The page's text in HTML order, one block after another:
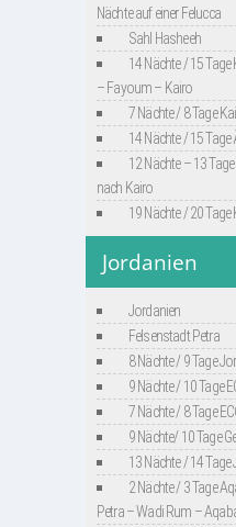
Nächte auf einer Felucca
Sahl Hasheeh
14 Nächte / 15
– Fayoum – Kairo
7 Nächte / 8 Tage
14 Nächte / 15
12 Nächte – 13
nach Kairo
19 Nächte / 20
Jordanien
Jordanien
Felsenstadt Petra
8 Nächte / 9 Tage
9 Nächte / 10 Tage
7 Nächte / 8 Tage
9 Nächte/ 10 Tage
13 Nächte / 14
2 Nächte / 3 Tage
Petra – Wadi Rum –